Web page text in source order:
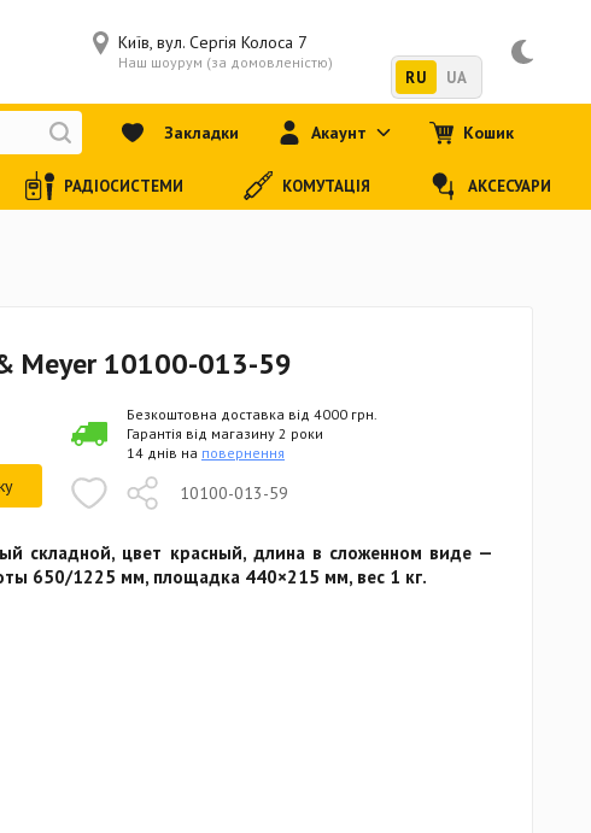
Meyer 10100-013-59
10100-013-59
Безкоштовна доставка від 4000 грн.
Гарантія від магазину 2 роки
14 днів на повернення
складной, цвет красный, длина в сложенном виде —
650/1225 мм, площадка 440×215 мм, вес 1 кг.
Київ, вул. Сергія Колоса 7
Наш шоурум (за домовленістю)
RU UA
Закладки Акаунт Кошик
РАДІОСИСТЕМИ КОМУТАЦІЯ АКСЕСУАРИ